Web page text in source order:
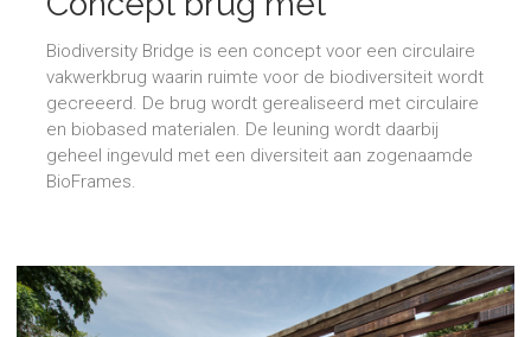
biodiversiteit
Biodiversity Bridge is een concept voor een circulaire
vakwerkbrug waarin ruimte voor de biodiversiteit wordt
gecreeerd. De brug wordt gerealiseerd met circulaire
en biobased materialen. De leuning wordt daarbij
geheel ingevuld met een diversiteit aan zogenaamde
BioFrames.